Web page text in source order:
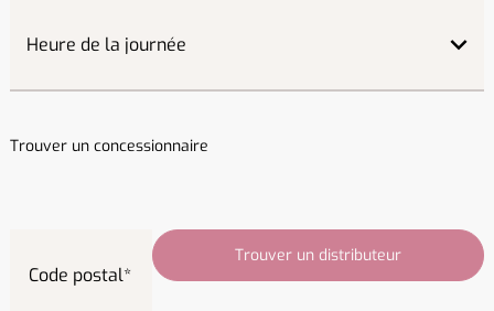
Trouver un concessionnaire
Code postal
Trouver un distributeur